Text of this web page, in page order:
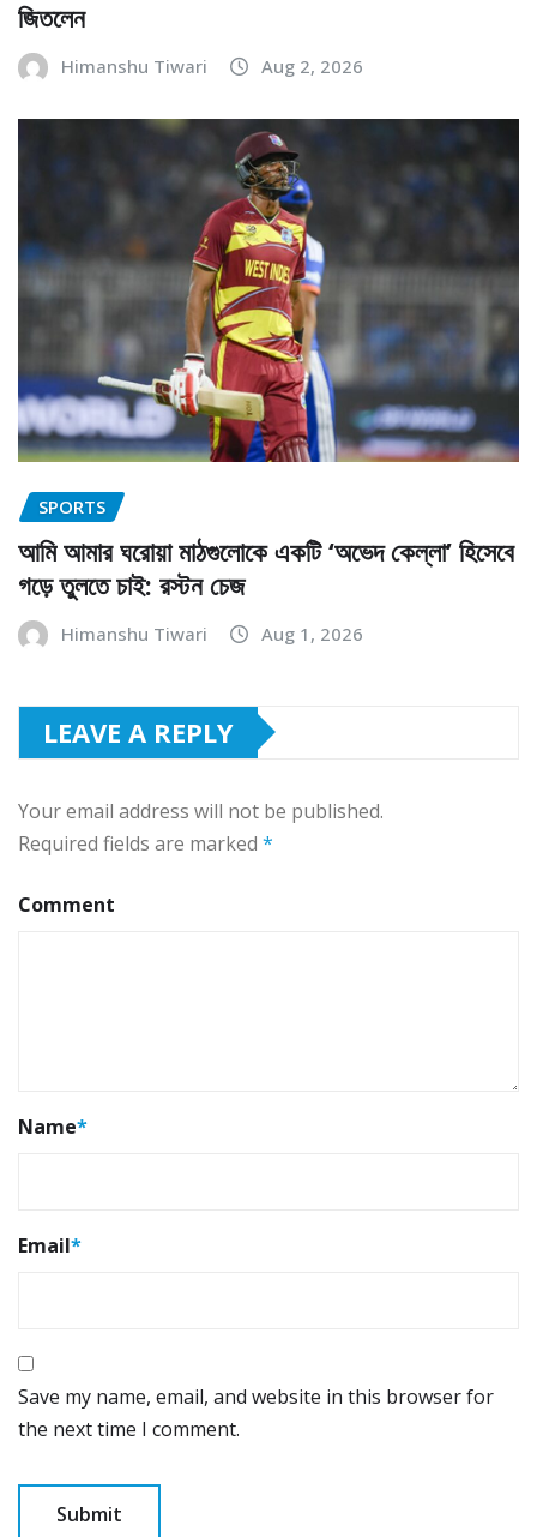
জিতলেন
Himanshu Tiwari Aug 2, 2026
SPORTS
আমি আমার ঘরোয়া মাঠগুলোকে একটি ‘অভেদ কেল্লা’ হিসেবে
গড়ে তুলতে চাই: রস্টন চেজ
Himanshu Tiwari Aug 1, 2026
LEAVE A REPLY
Your email address will not be published.
Required fields are marked *
Comment
Name*
Email*
Save my name, email, and website in this browser for
the next time I comment.